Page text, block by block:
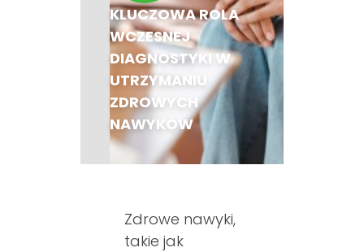
KLUCZOWA ROLA
WCZESNEJ
DIAGNOSTYKI W
UTRZYMANIU
ZDROWYCH
NAWYKÓW
Zdrowe nawyki,
takie jak